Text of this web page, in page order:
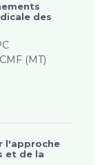
des
(MT)
l'approche
et de la